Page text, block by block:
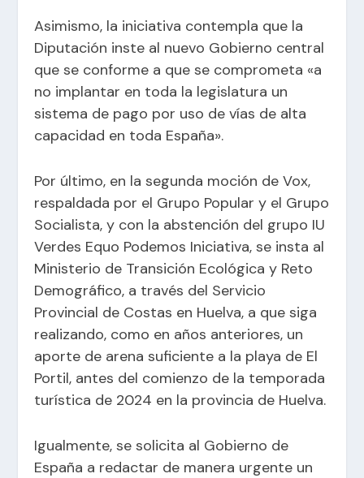
Asimismo, la iniciativa contempla que la
Diputación inste al nuevo Gobierno central
que se conforme a que se comprometa «a
no implantar en toda la legislatura un
sistema de pago por uso de vías de alta
capacidad en toda España».
Por último, en la segunda moción de Vox,
respaldada por el Grupo Popular y el Grupo
Socialista, y con la abstención del grupo IU
Verdes Equo Podemos Iniciativa, se insta al
Ministerio de Transición Ecológica y Reto
Demográfico, a través del Servicio
Provincial de Costas en Huelva, a que siga
realizando, como en años anteriores, un
aporte de arena suficiente a la playa de El
Portil, antes del comienzo de la temporada
turística de 2024 en la provincia de Huelva.
Igualmente, se solicita al Gobierno de
España a redactar de manera urgente un